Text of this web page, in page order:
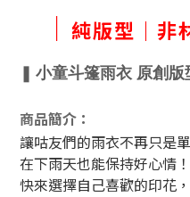
｜ 純版型｜非
小童斗篷雨衣 原創版
商品簡介：
讓咕友們的雨衣不再只是
在下雨天也能保持好心情！
快來選擇自己喜歡的印花